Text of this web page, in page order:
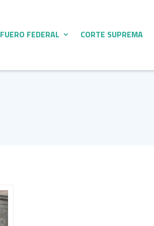
FUERO FEDERAL CORTE SUPREMA